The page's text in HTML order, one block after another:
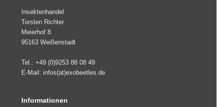
Insektenhandel
Torsten Richter
Meierhof 8
95163 Weißenstadt
Tel.: +49 (0)9253 88 08 49
E-Mail: infos(at)exobeetles.de
Informationen